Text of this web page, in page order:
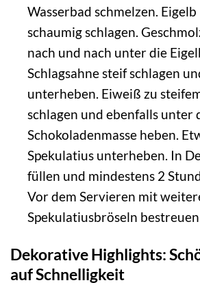
Wasserbad schmelzen.
schaumig schlagen.
nach und nach unter die
Schlagsahne steif schlagen
unterheben. Eiweiß zu
schlagen und ebenfalls unter
Schokoladenmasse heben.
Spekulatius unterheben. In
füllen und mindestens 2
Vor dem Servieren mit
Spekulatiusbröseln
Dekorative Highlights:
auf Schnelligkeit